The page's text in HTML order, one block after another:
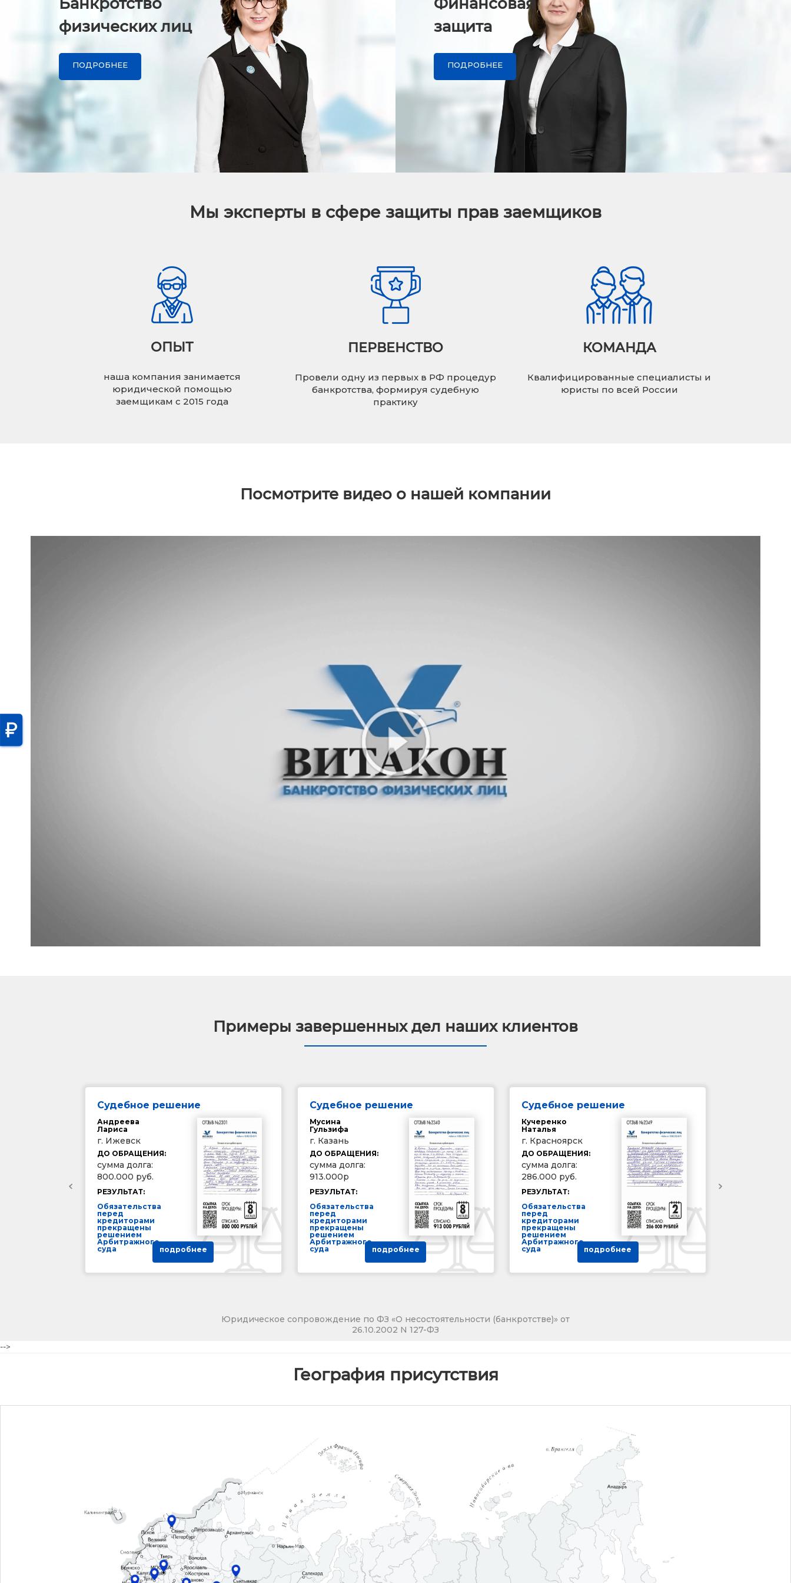
физических лиц
ПОДРОБНЕЕ
защита
ПОДРОБНЕЕ
Мы эксперты в сфере защиты прав заемщиков
ОПЫТ
наша компания занимается
юридической помощью
заемщикам с 2015 года
ПЕРВЕНСТВО
Провели одну из первых в РФ процедур
банкротства, формируя судебную
практику
КОМАНДА
Квалифицированные специалисты и
юристы по всей России
Посмотрите видео о нашей компании
Примеры завершенных дел наших клиентов
Судебное решение
Андреева
Лариса
г. Ижевск
ДО ОБРАЩЕНИЯ:
сумма долга:
800.000 руб.
РЕЗУЛЬТАТ:
Обязательства
перед
кредиторами
прекращены
решением
Арбитражного
суда
подробнее
Судебное решение
Мусина
Гульзифа
г. Казань
ДО ОБРАЩЕНИЯ:
сумма долга:
913.000р
РЕЗУЛЬТАТ:
Обязательства
перед
кредиторами
прекращены
решением
Арбитражного
суда
подробнее
Судебное решение
Кучеренко
Наталья
г. Красноярск
ДО ОБРАЩЕНИЯ:
сумма долга:
286.000 руб.
РЕЗУЛЬТАТ:
Обязательства
перед
кредиторами
прекращены
решением
Арбитражного
суда
подробнее
Юридическое сопровождение по ФЗ «О несостоятельности (банкротстве)» от
26.10.2002 N 127-ФЗ
-->
География присутствия